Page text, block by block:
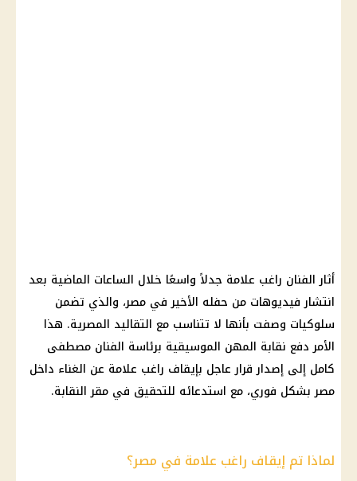
أثار الفنان راغب علامة جدلاً واسعًا خلال الساعات الماضية بعد
انتشار فيديوهات من حفله الأخير في مصر، والذي تضمن
سلوكيات وصفت بأنها لا تتناسب مع التقاليد المصرية. هذا
الأمر دفع نقابة المهن الموسيقية برئاسة الفنان مصطفى
كامل إلى إصدار قرار عاجل بإيقاف راغب علامة عن الغناء داخل
مصر بشكل فوري، مع استدعائه للتحقيق في مقر النقابة.
لماذا تم إيقاف راغب علامة في مصر؟